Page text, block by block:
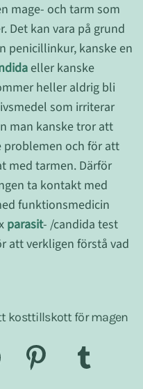
mage- och tarm som
Det kan vara på grund
penicillinkur, kanske en
eller kanske
heller aldrig bli
som irriterar
man kanske tror att
problemen och för att
med tarmen. Därför
ta kontakt med
funktionsmedicin
parasit- /candida test
att verkligen förstå vad
kosttillskott för magen